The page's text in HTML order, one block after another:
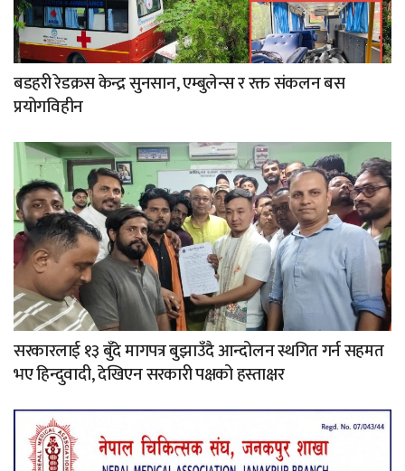
बडहरी रेडक्रस केन्द्र सुनसान, एम्बुलेन्स र रक्त संकलन बस
प्रयोगविहीन
सरकारलाई १३ बुँदे मागपत्र बुझाउँदै आन्दोलन स्थगित गर्न सहमत
भए हिन्दुवादी, देखिएन सरकारी पक्षको हस्ताक्षर